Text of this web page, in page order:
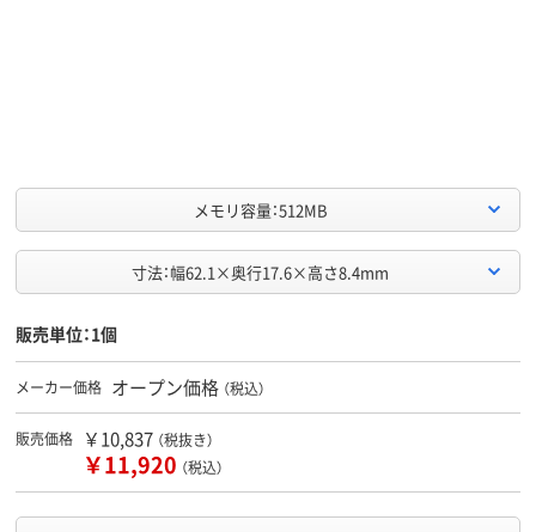
メモリ容量：512MB
寸法：幅62.1×奥行17.6×高さ8.4mm
販売単位：1個
メーカー価格 オープン価格 （税込）
販売価格 ￥10,837 （税抜き）
￥11,920 （税込）